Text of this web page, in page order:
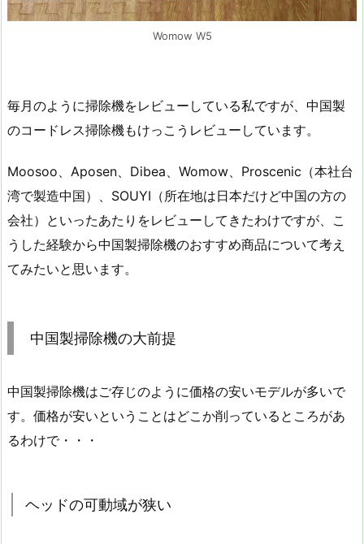
Womow W5
毎月のように掃除機をレビューしている私ですが、中国製
のコードレス掃除機もけっこうレビューしています。
Moosoo、Aposen、Dibea、Womow、Proscenic（本社台
湾で製造中国）、SOUYI（所在地は日本だけど中国の方の
会社）といったあたりをレビューしてきたわけですが、こ
うした経験から中国製掃除機のおすすめ商品について考え
てみたいと思います。
中国製掃除機の大前提
中国製掃除機はご存じのように価格の安いモデルが多いで
す。価格が安いということはどこか削っているところがあ
るわけで・・・
ヘッドの可動域が狭い